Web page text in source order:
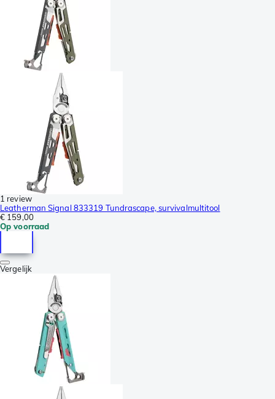
1 review
Leatherman Signal 833319 Tundrascape, survivalmultitool
€ 159,00
Op voorraad
Vergelijk